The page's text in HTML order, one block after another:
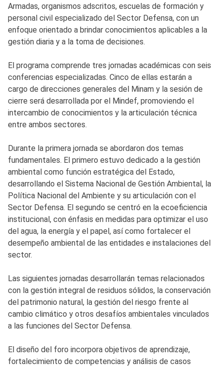
Armadas, organismos adscritos, escuelas de formación y
personal civil especializado del Sector Defensa, con un
enfoque orientado a brindar conocimientos aplicables a la
gestión diaria y a la toma de decisiones.
El programa comprende tres jornadas académicas con seis
conferencias especializadas. Cinco de ellas estarán a
cargo de direcciones generales del Minam y la sesión de
cierre será desarrollada por el Mindef, promoviendo el
intercambio de conocimientos y la articulación técnica
entre ambos sectores.
Durante la primera jornada se abordaron dos temas
fundamentales. El primero estuvo dedicado a la gestión
ambiental como función estratégica del Estado,
desarrollando el Sistema Nacional de Gestión Ambiental, la
Política Nacional del Ambiente y su articulación con el
Sector Defensa. El segundo se centró en la ecoeficiencia
institucional, con énfasis en medidas para optimizar el uso
del agua, la energía y el papel, así como fortalecer el
desempeño ambiental de las entidades e instalaciones del
sector.
Las siguientes jornadas desarrollarán temas relacionados
con la gestión integral de residuos sólidos, la conservación
del patrimonio natural, la gestión del riesgo frente al
cambio climático y otros desafíos ambientales vinculados
a las funciones del Sector Defensa.
El diseño del foro incorpora objetivos de aprendizaje,
fortalecimiento de competencias y análisis de casos